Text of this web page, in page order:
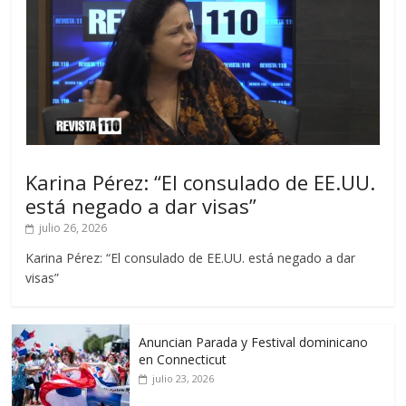
Karina Pérez: “El consulado de EE.UU.
está negado a dar visas”
julio 26, 2026
Karina Pérez: “El consulado de EE.UU. está negado a dar
visas”
Anuncian Parada y Festival dominicano
en Connecticut
julio 23, 2026